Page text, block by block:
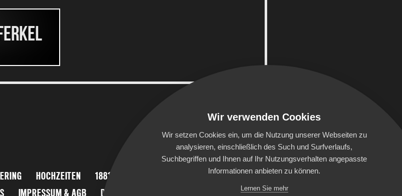
HOCHZEITEN 1881 MOMENTS
FOOD TRUCK
IMPRESSUM & AGB DATENSCHUTZ
Wir verwenden Cookies
Wir setzen Cookies ein, um die Nutzung unserer Webseiten zu
analysieren, einschließlich des Such und Surfverlaufs,
Suchbegriffen und Ihnen auf Ihr Nutzungsverhalten angepasste
Informationen anbieten zu können.
Lernen Sie mehr